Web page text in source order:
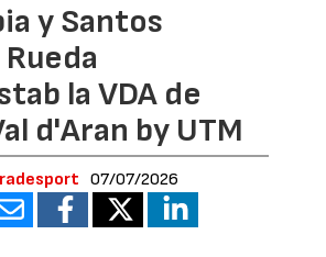
y Santos
la VDA de
d'Aran by UTM
07/07/2026